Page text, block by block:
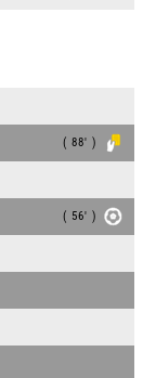
( 88' )
( 56' )